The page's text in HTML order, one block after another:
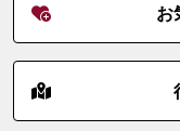
お